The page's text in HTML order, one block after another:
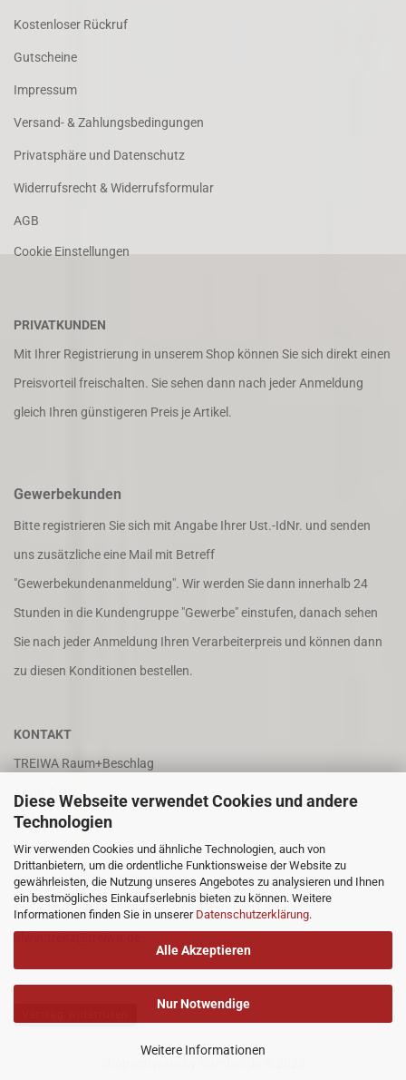
Diese Webseite verwendet Cookies und andere
Technologien
Wir verwenden Cookies und ähnliche Technologien, auch von
Drittanbietern, um die ordentliche Funktionsweise der Website zu
gewährleisten, die Nutzung unseres Angebotes zu analysieren und Ihnen
ein bestmögliches Einkaufserlebnis bieten zu können. Weitere
Informationen finden Sie in unserer Datenschutzerklärung.
Alle Akzeptieren
Nur Notwendige
Weitere Informationen
Kostenloser Rückruf
Gutscheine
Impressum
Versand- & Zahlungsbedingungen
Privatsphäre und Datenschutz
Widerrufsrecht & Widerrufsformular
AGB
Cookie Einstellungen
PRIVATKUNDEN
Mit Ihrer Registrierung in unserem Shop können Sie sich direkt einen
Preisvorteil freischalten. Sie sehen dann nach jeder Anmeldung
gleich Ihren günstigeren Preis je Artikel.
Gewerbekunden
Bitte registrieren Sie sich mit Angabe Ihrer Ust.-IdNr. und senden
uns zusätzliche eine Mail mit Betreff
"Gewerbekundenanmeldung". Wir werden Sie dann innerhalb 24
Stunden in die Kundengruppe "Gewerbe" einstufen, danach sehen
Sie nach jeder Anmeldung Ihren Verarbeiterpreis und können dann
zu diesen Konditionen bestellen.
KONTAKT
TREIWA Raum+Beschlag
Alwin Treitz
In der Puhl 8
66687 Wadern
Tel. +49 (0)6871 4202
Fax +49 (0)6871 8932
alwin.treitz@treiwa.de